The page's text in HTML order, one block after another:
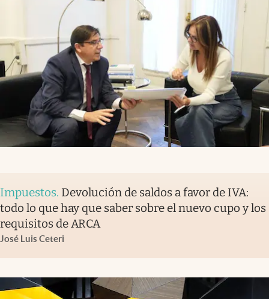
Impuestos. Devolución de saldos a favor de IVA:
todo lo que hay que saber sobre el nuevo cupo y los
requisitos de ARCA
José Luis Ceteri